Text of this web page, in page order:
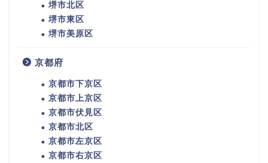
堺市北区
堺市東区
堺市美原区
京都府
京都市下京区
京都市上京区
京都市伏見区
京都市北区
京都市左京区
京都市右京区